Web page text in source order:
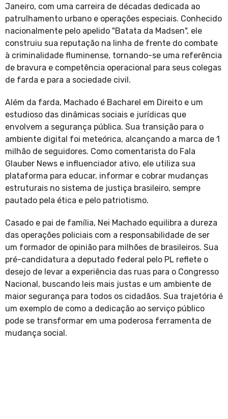
Janeiro, com uma carreira de décadas dedicada ao
patrulhamento urbano e operações especiais. Conhecido
nacionalmente pelo apelido "Batata da Madsen", ele
construiu sua reputação na linha de frente do combate
à criminalidade fluminense, tornando-se uma referência
de bravura e competência operacional para seus colegas
de farda e para a sociedade civil.
Além da farda, Machado é Bacharel em Direito e um
estudioso das dinâmicas sociais e jurídicas que
envolvem a segurança pública. Sua transição para o
ambiente digital foi meteórica, alcançando a marca de 1
milhão de seguidores. Como comentarista do Fala
Glauber News e influenciador ativo, ele utiliza sua
plataforma para educar, informar e cobrar mudanças
estruturais no sistema de justiça brasileiro, sempre
pautado pela ética e pelo patriotismo.
Casado e pai de família, Nei Machado equilibra a dureza
das operações policiais com a responsabilidade de ser
um formador de opinião para milhões de brasileiros. Sua
pré-candidatura a deputado federal pelo PL reflete o
desejo de levar a experiência das ruas para o Congresso
Nacional, buscando leis mais justas e um ambiente de
maior segurança para todos os cidadãos. Sua trajetória é
um exemplo de como a dedicação ao serviço público
pode se transformar em uma poderosa ferramenta de
mudança social.